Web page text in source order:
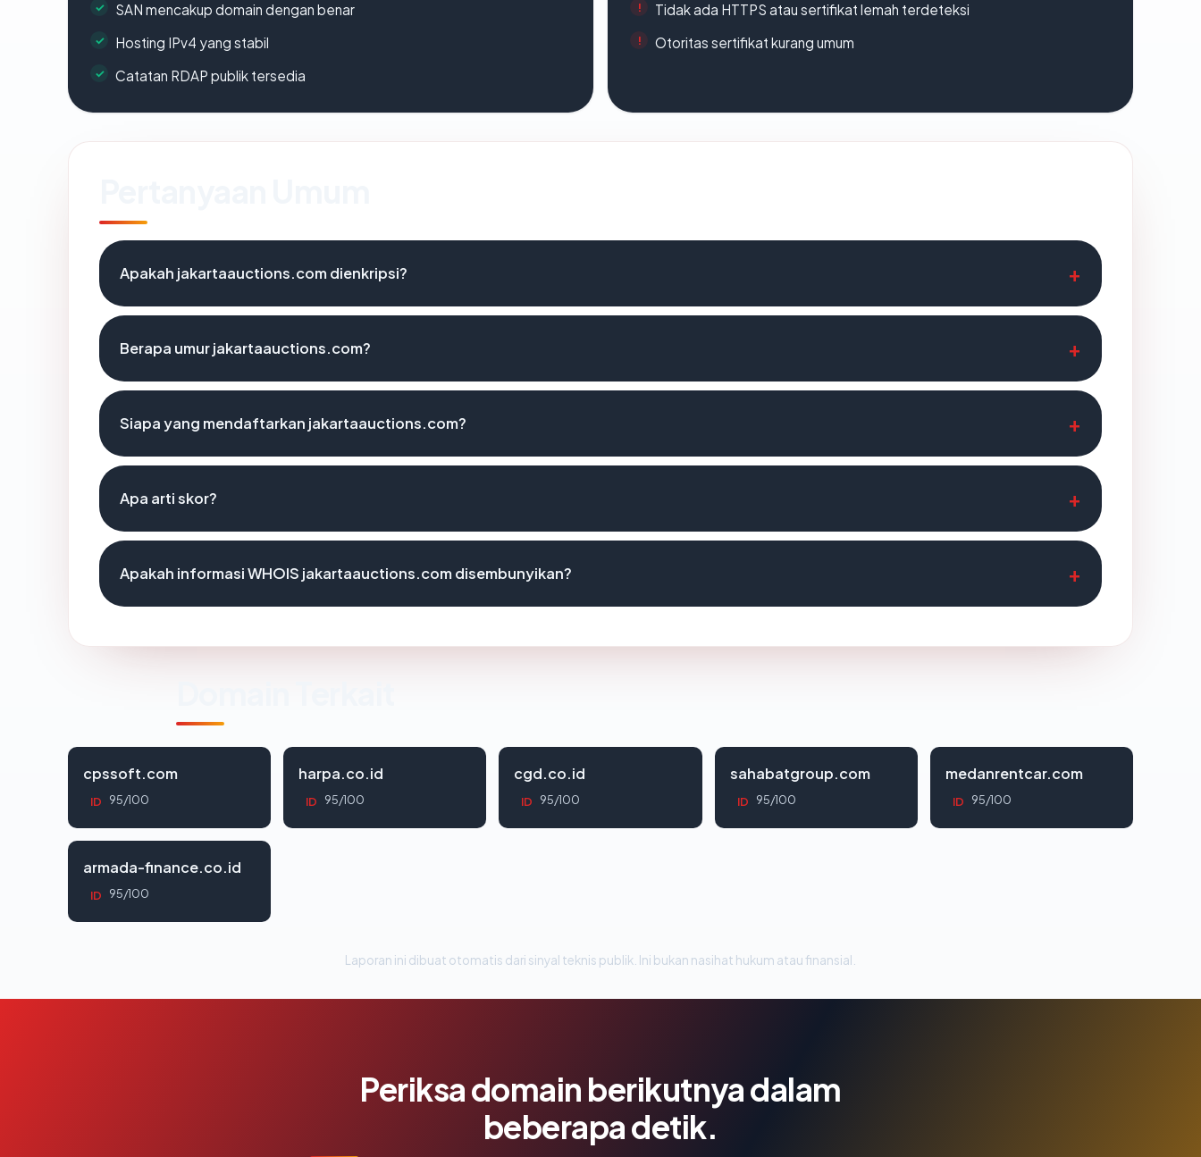
SAN mencakup domain dengan benar
Hosting IPv4 yang stabil
Catatan RDAP publik tersedia
Tidak ada HTTPS atau sertifikat lemah terdeteksi
Otoritas sertifikat kurang umum
Apakah jakartaauctions.com dienkripsi?
Berapa umur jakartaauctions.com?
Siapa yang mendaftarkan jakartaauctions.com?
Apa arti skor?
Apakah informasi WHOIS jakartaauctions.com disembunyikan?
cpssoft.com
ID 95/100
harpa.co.id
ID 95/100
cgd.co.id
ID 95/100
sahabatgroup.com
ID 95/100
medanrentcar.com
ID 95/100
armada-finance.co.id
ID 95/100
Laporan ini dibuat otomatis dari sinyal teknis publik. Ini bukan nasihat hukum atau finansial.
Periksa domain berikutnya dalam
beberapa detik.